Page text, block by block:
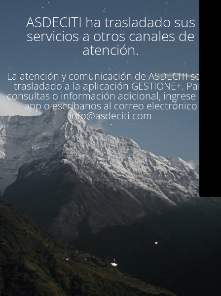
ASDECITI ha trasladado sus
servicios a otros canales de
atención.
La atención y comunicación de ASDECITI se ha
trasladado a la aplicación GESTIONE+. Para
consultas o información adicional, ingrese a la
app o escríbanos al correo electrónico
info@asdeciti.com